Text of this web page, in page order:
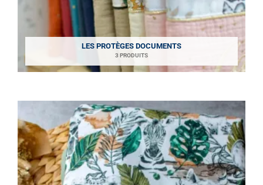
LES PROTÈGES DOCUMENTS
3 PRODUITS